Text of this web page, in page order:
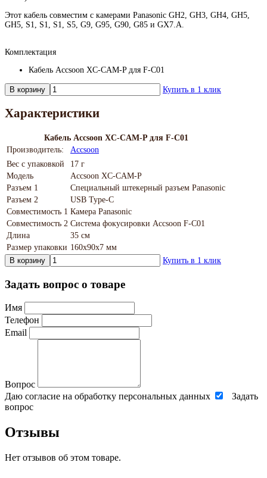
Этот кабель совместим с камерами Panasonic GH2, GH3, GH4, GH5,
GH5, S1, S1, S1, S5, G9, G95, G90, G85 и GX7.A.
Комплектация
Кабель Accsoon XC-CAM-P для F-C01
В корзину Купить в 1 клик
Характеристики
Кабель Accsoon XC-CAM-P для F-C01
Производитель:
Accsoon
Вес с упаковкой
17 г
Модель
Accsoon XC-CAM-P
Разъем 1
Специальный штекерный разъем Panasonic
Разъем 2
USB Type-C
Совместимость 1 Камера Panasonic
Совместимость 2 Система фокусировки Accsoon F-C01
Длина
35 см
Размер упаковки 160х90х7 мм
В корзину
Купить в 1 клик
Задать вопрос о товаре
Имя
Телефон
Email
Вопрос
Даю согласие на обработку персональных данных
Задать
вопрос
Отзывы
Нет отзывов об этом товаре.